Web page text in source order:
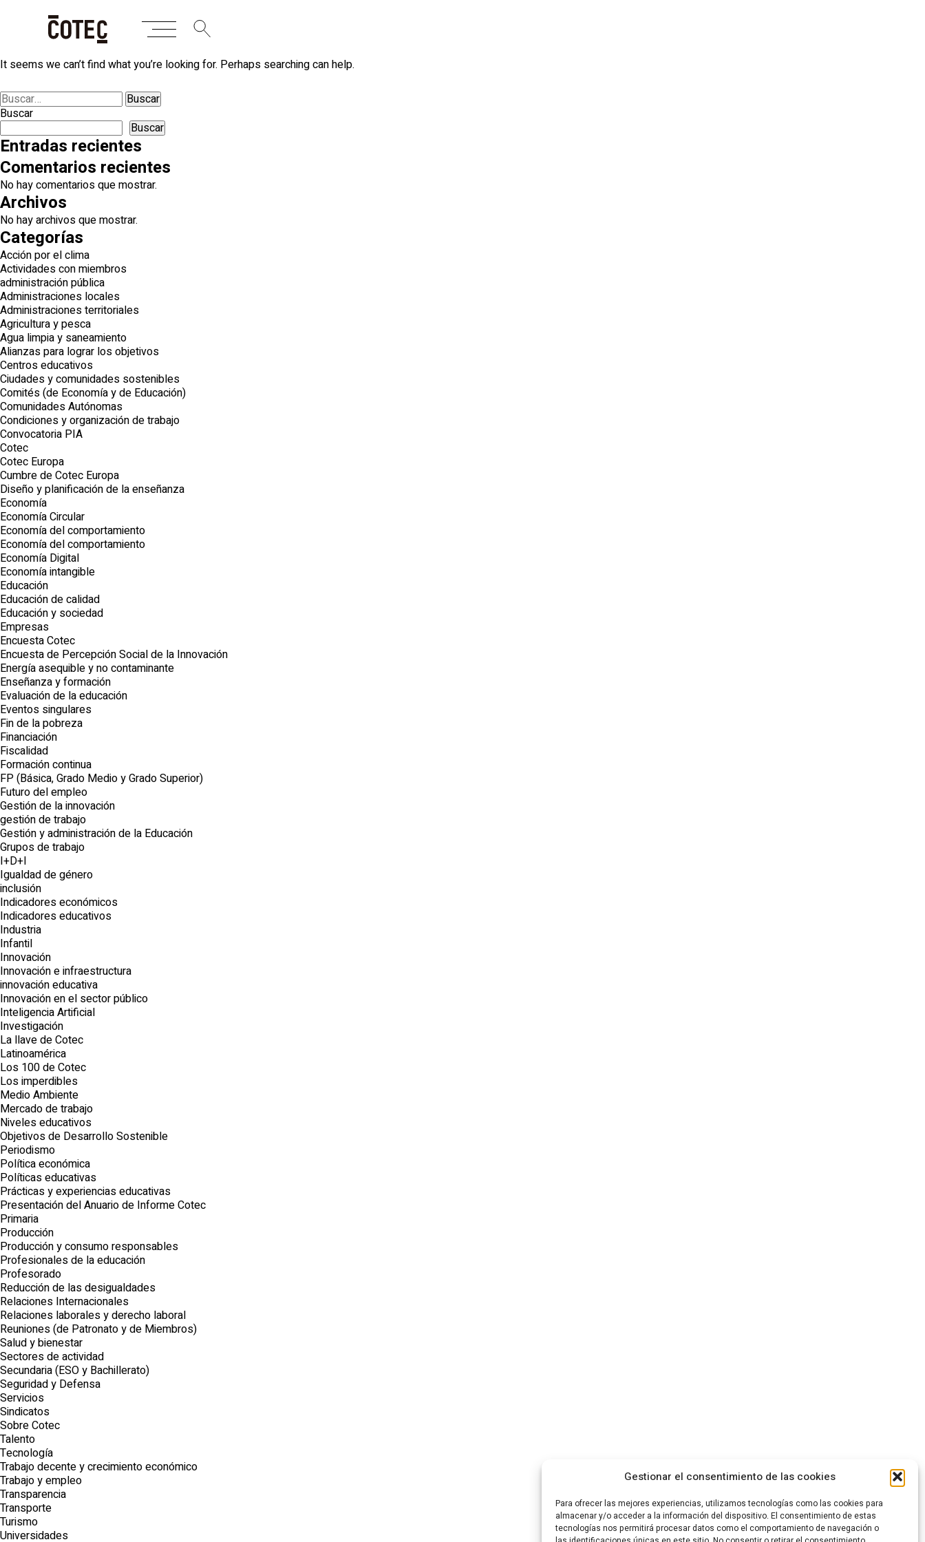
Gestionar el consentimiento de las cookies
Para ofrecer las mejores experiencias, utilizamos tecnologías como las cookies para
almacenar y/o acceder a la información del dispositivo. El consentimiento de estas
tecnologías nos permitirá procesar datos como el comportamiento de navegación o
Nothing Found
It seems we can’t find what you’re looking for. Perhaps searching can help.
Buscar:
Buscar
Buscar
Entradas recientes
Comentarios recientes
No hay comentarios que mostrar.
Archivos
No hay archivos que mostrar.
Categorías
Acción por el clima
Actividades con miembros
administración pública
Administraciones locales
Administraciones territoriales
Agricultura y pesca
Agua limpia y saneamiento
Alianzas para lograr los objetivos
Centros educativos
Ciudades y comunidades sostenibles
Comités (de Economía y de Educación)
Comunidades Autónomas
Condiciones y organización de trabajo
Convocatoria PIA
Cotec
Cotec Europa
Cumbre de Cotec Europa
Diseño y planificación de la enseñanza
Economía
Economía Circular
Economía del comportamiento
Economía del comportamiento
Economía Digital
Economía intangible
Educación
Educación de calidad
Educación y sociedad
Empresas
Encuesta Cotec
Encuesta de Percepción Social de la Innovación
Energía asequible y no contaminante
Enseñanza y formación
Evaluación de la educación
Eventos singulares
Fin de la pobreza
Financiación
Fiscalidad
Formación continua
FP (Básica, Grado Medio y Grado Superior)
Futuro del empleo
Gestión de la innovación
gestión de trabajo
Gestión y administración de la Educación
Grupos de trabajo
I+D+I
Igualdad de género
inclusión
Indicadores económicos
Indicadores educativos
Industria
Infantil
Innovación
Innovación e infraestructura
innovación educativa
Innovación en el sector público
Inteligencia Artificial
Investigación
La llave de Cotec
Latinoamérica
Los 100 de Cotec
Los imperdibles
Medio Ambiente
Mercado de trabajo
Niveles educativos
Objetivos de Desarrollo Sostenible
Periodismo
Política económica
Políticas educativas
Prácticas y experiencias educativas
Presentación del Anuario de Informe Cotec
Primaria
Producción
Producción y consumo responsables
Profesionales de la educación
Profesorado
Reducción de las desigualdades
Relaciones Internacionales
Relaciones laborales y derecho laboral
Reuniones (de Patronato y de Miembros)
Salud y bienestar
Sectores de actividad
Secundaria (ESO y Bachillerato)
Seguridad y Defensa
Servicios
Sindicatos
Sobre Cotec
Talento
Tecnología
Trabajo decente y crecimiento económico
Trabajo y empleo
Transparencia
Transporte
Turismo
Universidades